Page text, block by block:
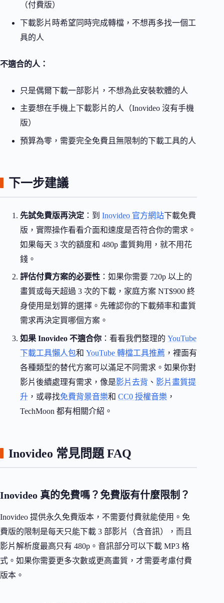
（付費版）
下載影片時希望同時完成轉檔，不想再多找一個工
具的人
不適合的人：
只是偶爾下載一部影片，不想為此安裝軟體的人
主要想在手機上下載影片的人（Inovideo 沒有手機
版）
預算為零，需要完全免費且無限制的下載工具的人
下一步建議
先試免費版再決定 ：到 Inovideo 官方網站下載免費
版，實際操作看看介面和速度是否符合你的需求。
如果每天 3 次的額度和 480p 畫質夠用，就不用花
錢。
評估付費方案的必要性 ：如果你需要 720p 以上的
畫質或每天超過 3 次的下載，家庭方案 NT$900 終
身使用是划算的選擇。先確認你的下載頻率和畫質
需求再決定買哪個方案。
如果 Inovideo 不適合你 ：看看我們整理的 YouTube
下載工具懶人包和 YouTube 轉檔工具推薦 ，裡面有
各種類型的替代方案可以滿足不同需求。如果你對
影片後續處理有需求，像是影片去背 、 影片畫質提
升 ，或尋找免費背景音樂和 CC0 授權音樂 ，
TechMoon 都有相關介紹。
Inovideo 常見問題 FAQ
Inovideo 真的免費嗎？免費版有什麼限制？
Inovideo 提供永久免費版本，不需要付費就能使用。免
費版的限制是每天只能下載 3 部影片（含音訊），而且
影片解析度最高只有 480p。音訊部分可以下載 MP3 格
式。如果你需要更多次數或更高畫質，才需要考慮付費
版本。